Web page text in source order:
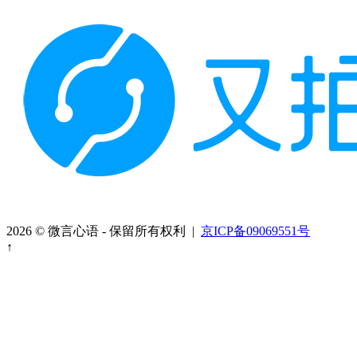
2026 © 微言心语 - 保留所有权利 | 京ICP备09069551号
↑